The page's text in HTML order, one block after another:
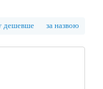
дешевше за назвою